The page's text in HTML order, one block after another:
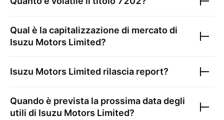
Qual è la capitalizzazione di mercato di
Isuzu Motors Limited?
Isuzu Motors Limited rilascia report?
Quando è prevista la prossima data degli
utili di Isuzu Motors Limited?